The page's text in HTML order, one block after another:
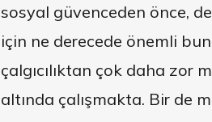
sosyal güvenceden önce,
için ne derecede önemli
çalgıcılıktan çok daha zor
altında çalışmakta. Bir de